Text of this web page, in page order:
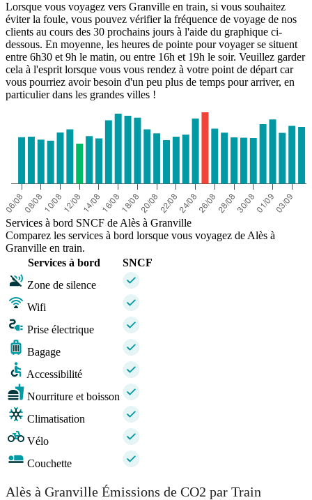
Lorsque vous voyagez vers Granville en train, si vous souhaitez
éviter la foule, vous pouvez vérifier la fréquence de voyage de nos
clients au cours des 30 prochains jours à l'aide du graphique ci-
dessous. En moyenne, les heures de pointe pour voyager se situent
entre 6h30 et 9h le matin, ou entre 16h et 19h le soir. Veuillez garder
cela à l'esprit lorsque vous vous rendez à votre point de départ car
vous pourriez avoir besoin d'un peu plus de temps pour arriver, en
particulier dans les grandes villes !
Services à bord SNCF de Alès à Granville
Comparez les services à bord lorsque vous voyagez de Alès à
Granville en train.
Services à bord
SNCF
Zone de silence
Wifi
Prise électrique
Bagage
Accessibilité
Nourriture et boisson
Climatisation
Vélo
Couchette
Alès à Granville Émissions de CO2 par Train